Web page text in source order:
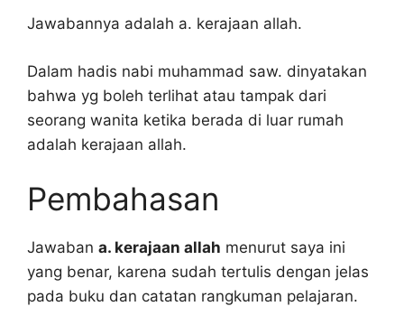
Jawabannya adalah a. kerajaan allah.
Dalam hadis nabi muhammad saw. dinyatakan
bahwa yg boleh terlihat atau tampak dari
seorang wanita ketika berada di luar rumah
adalah kerajaan allah.
Pembahasan
Jawaban a. kerajaan allah menurut saya ini
yang benar, karena sudah tertulis dengan jelas
pada buku dan catatan rangkuman pelajaran.